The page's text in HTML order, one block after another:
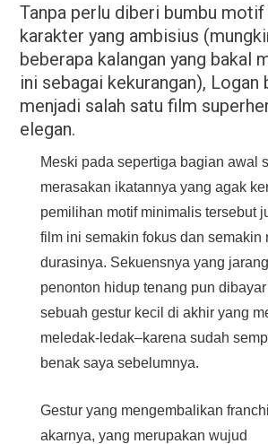
Tanpa perlu diberi bumbu motif
karakter yang ambisius
beberapa kalangan yang bakal
ini sebagai kekurangan), Logan
menjadi salah satu film
elegan.
Meski pada sepertiga bagian awal
merasakan ikatannya yang agak
pemilihan motif minimalis tersebut
film ini semakin fokus dan semakin
durasinya. Sekuensnya yang
penonton hidup tenang pun
sebuah gestur kecil di akhir yang
meledak-ledak–karena sudah
benak saya sebelumnya.
Gestur yang mengembalikan
akarnya, yang merupakan wujud